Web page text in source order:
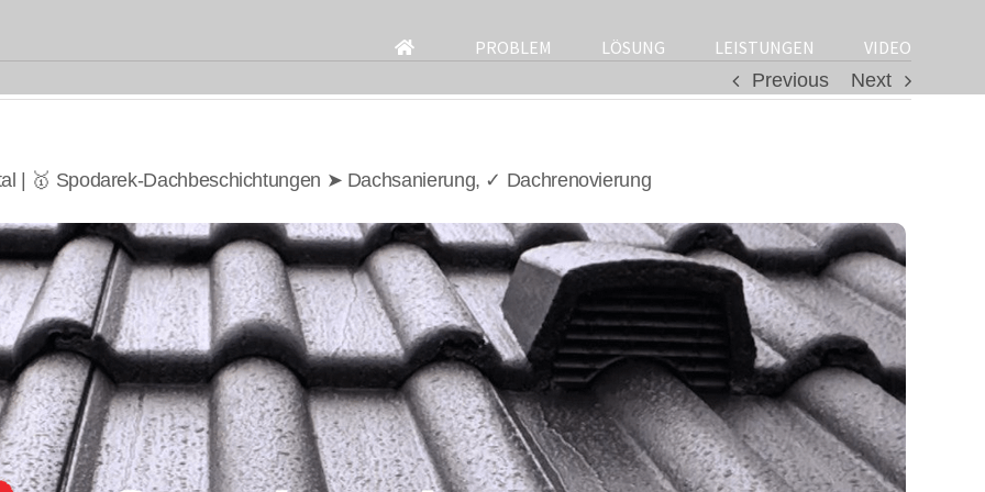
for:
PROBLEM LÖSUNG LEISTUNGEN
VIDEO
Previous
Next
| 🥇 Spodarek-Dachbeschichtungen ➤ Dachsanierung, ✓ Dachrenovierung